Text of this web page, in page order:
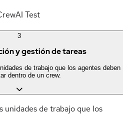
Test
3
y gestión de tareas
de trabajo que los agentes deben
dentro de un crew.
unidades de trabajo que los